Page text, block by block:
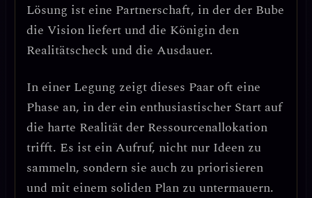
Lösung ist eine Partnerschaft, in der der Bube
die Vision liefert und die Königin den
Realitätscheck und die Ausdauer.
In einer Legung zeigt dieses Paar oft eine
Phase an, in der ein enthusiastischer Start auf
die harte Realität der Ressourcenallokation
trifft. Es ist ein Aufruf, nicht nur Ideen zu
sammeln, sondern sie auch zu priorisieren
und mit einem soliden Plan zu untermauern.